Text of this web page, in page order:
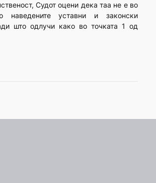
Судот оцени дека таа не е во
наведените уставни и законски
што одлучи како во точката 1 од